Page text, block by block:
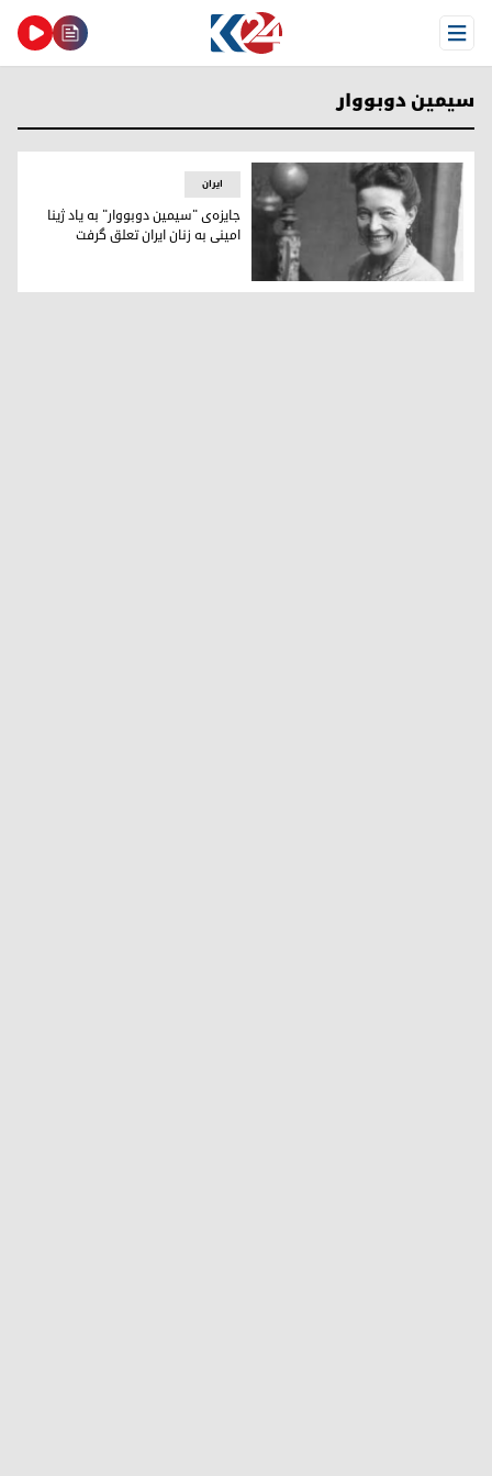
Open Menu
سیمین دوبووار
سیمین دوبووار، نویسنده‌ی فیمینیست فرانسوی
ایران
جایزه‌ی "سیمین دوبووار" به یاد ژینا
امینی به زنان ایران تعلق گرفت